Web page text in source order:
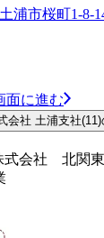
浦市桜町1-8-
面に進む
会社 土浦支社
会社 北関東